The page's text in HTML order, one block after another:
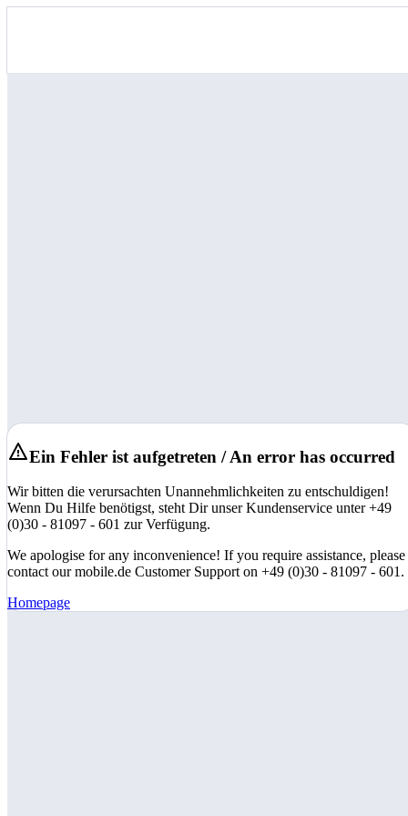
Ein Fehler ist aufgetreten / An error has occurred
Wir bitten die verursachten Unannehmlichkeiten zu entschuldigen!
Wenn Du Hilfe benötigst, steht Dir unser Kundenservice unter +49
(0)30 - 81097 - 601 zur Verfügung.
We apologise for any inconvenience! If you require assistance, please
contact our mobile.de Customer Support on +49 (0)30 - 81097 - 601.
Homepage